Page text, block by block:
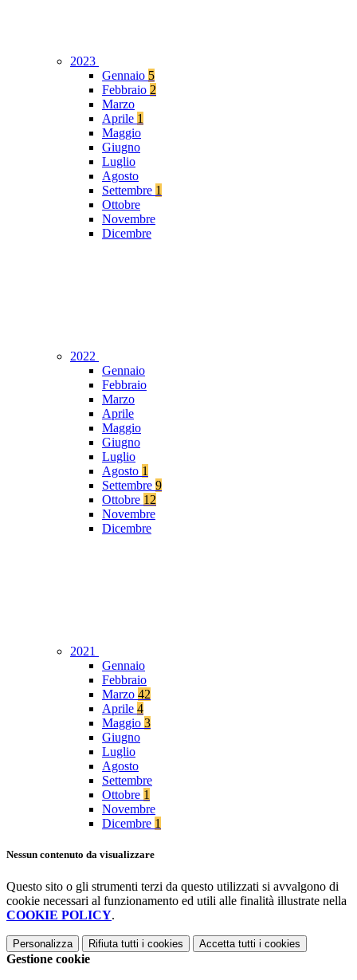
2023
Gennaio 5
Febbraio 2
Marzo
Aprile 1
Maggio
Giugno
Luglio
Agosto
Settembre 1
Ottobre
Novembre
Dicembre
2022
Gennaio
Febbraio
Marzo
Aprile
Maggio
Giugno
Luglio
Agosto 1
Settembre 9
Ottobre 12
Novembre
Dicembre
2021
Gennaio
Febbraio
Marzo 42
Aprile 4
Maggio 3
Giugno
Luglio
Agosto
Settembre
Ottobre 1
Novembre
Dicembre 1
Nessun contenuto da visualizzare
Questo sito o gli strumenti terzi da questo utilizzati si avvalgono di
cookie necessari al funzionamento ed utili alle finalità illustrate nella
COOKIE POLICY.
Personalizza Rifiuta tutti i cookies Accetta tutti i cookies
Gestione cookie